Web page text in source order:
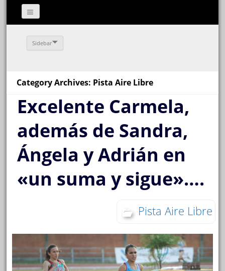
Sidebar
Category Archives: Pista Aire Libre
Excelente Carmela,
además de Sandra,
Ángela y Adrián en
«un suma y sigue»….
Pista Aire Libre